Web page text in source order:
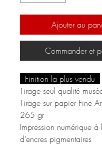
Ajouter au
Commander et
Finition la plus vendu
Tirage seul qualité
Tirage sur papier Fine
265 gr
Impression numérique à
d’encres pigmentaires